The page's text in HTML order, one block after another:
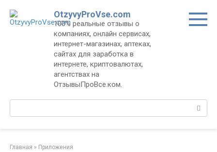
контенту
OtzyvyProVse.com
100% реальные отзывы о
компаниях, онлайн сервисах,
интернет-магазинах, аптеках,
сайтах для заработка в
интернете, криптовалютах,
агентствах на
ОтзывыПроВсе.ком.
Главная » Приложения